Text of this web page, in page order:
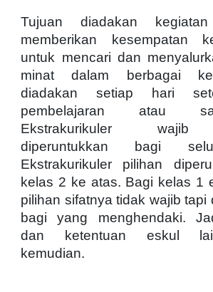
Tujuan diadakan
memberikan kesempatan
untuk mencari dan
minat dalam berbagai
diadakan setiap hari
pembelajaran atau
Ekstrakurikuler wajib
diperuntukkan bagi
Ekstrakurikuler pilihan
kelas 2 ke atas. Bagi kelas 1
pilihan sifatnya tidak wajib tapi
bagi yang menghendaki.
dan ketentuan eskul
kemudian.